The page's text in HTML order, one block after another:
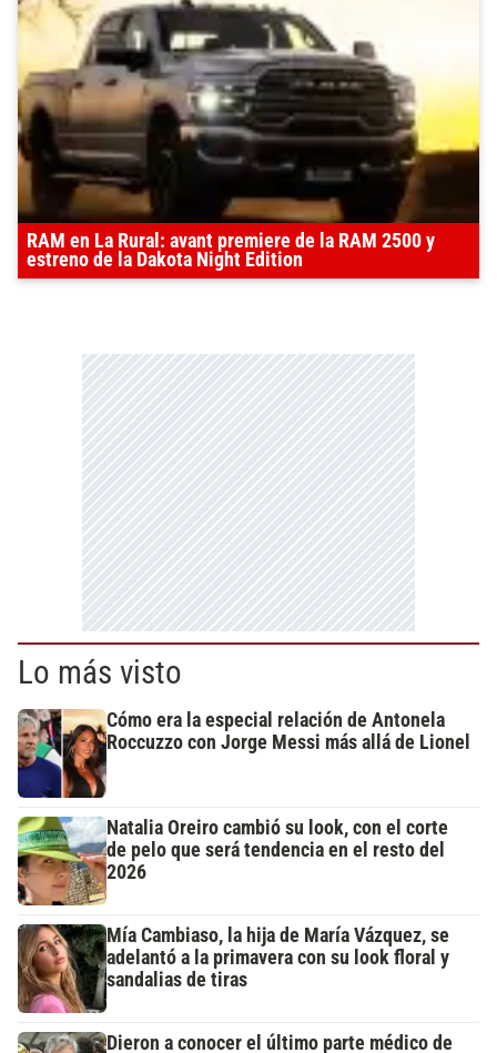
RAM en La Rural: avant premiere de la RAM 2500 y
estreno de la Dakota Night Edition
Lo más visto
Cómo era la especial relación de Antonela
Roccuzzo con Jorge Messi más allá de Lionel
Natalia Oreiro cambió su look, con el corte
de pelo que será tendencia en el resto del
2026
Mía Cambiaso, la hija de María Vázquez, se
adelantó a la primavera con su look floral y
sandalias de tiras
Dieron a conocer el último parte médico de